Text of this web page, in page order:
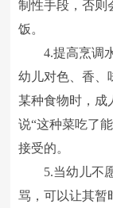
制性手段，否则
饭。
4.提高烹调水
幼儿对色、香、
某种食物时，成
说“这种菜吃了
接受的。
5.当幼儿不愿
骂，可以让其暂